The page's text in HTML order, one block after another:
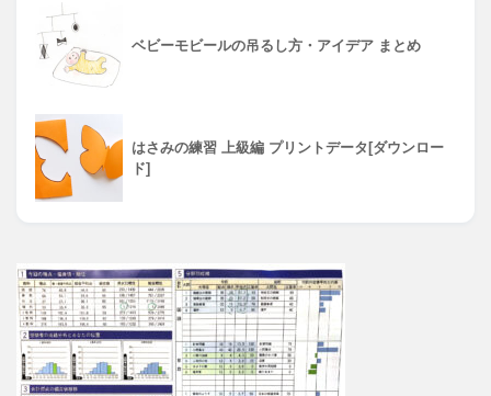
ベビーモビールの吊るし方・アイデア まとめ
はさみの練習 上級編 プリントデータ[ダウンロー
ド]